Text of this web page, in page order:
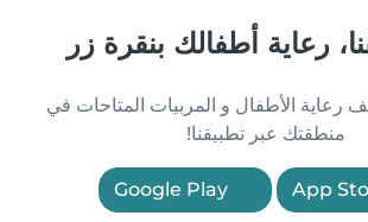
رعاية أطفالك بنقرة زر
الأطفال و المربيات المتاحات في
منطقتك عبر تطبيقنا!